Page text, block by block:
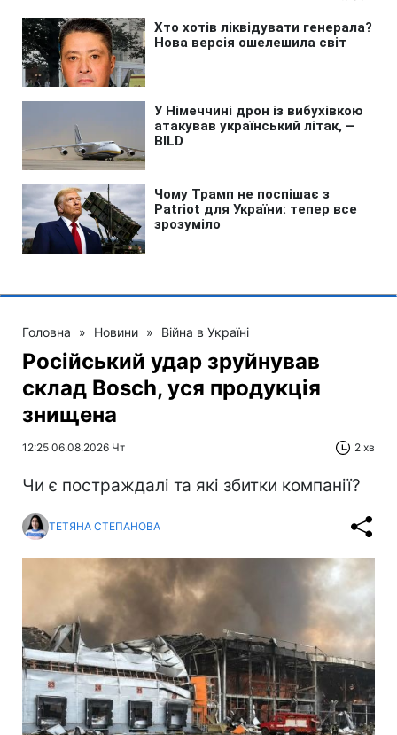
Головна » Новини » Війна в Україні
Російський удар зруйнував
склад Bosch, уся продукція
знищена
12:25 06.08.2026 Чт 2 хв
Чи є постраждалі та які збитки компанії?
ТЕТЯНА СТЕПАНОВА